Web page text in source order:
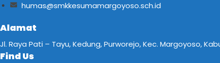
humas@smkkesumamargoyoso.sch.id
Alamat
Jl. Raya Pati – Tayu, Kedung, Purworejo, Kec. Margoyoso,
Find Us